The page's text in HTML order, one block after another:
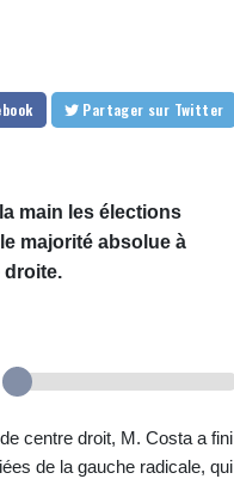
Partager sur Twitter
main les élections
majorité absolue à
droite.
centre droit, M. Costa a fini
de la gauche radicale, qui